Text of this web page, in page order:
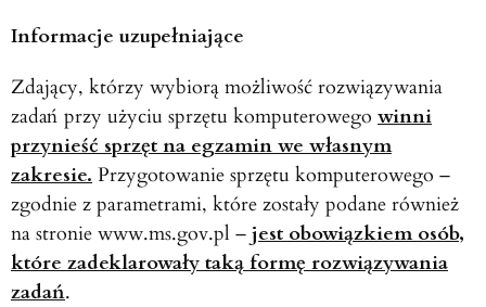
Informacje uzupełniające
Zdający, którzy wybiorą możliwość rozwiązywania
zadań przy użyciu sprzętu komputerowego winni
przynieść sprzęt na egzamin we własnym
zakresie. Przygotowanie sprzętu komputerowego –
zgodnie z parametrami, które zostały podane również
na stronie www.ms.gov.pl – jest obowiązkiem osób,
które zadeklarowały taką formę rozwiązywania
zadań.